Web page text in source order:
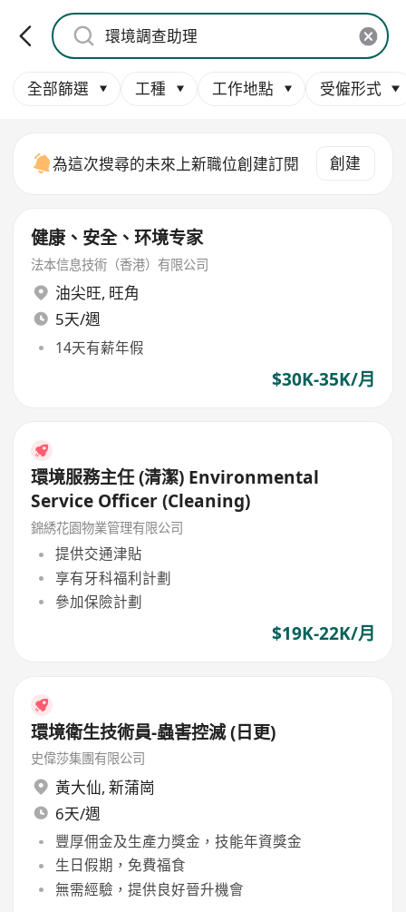
全部篩選 工種 工作地點 受僱形式
為這次搜尋的未來上新職位創建訂閱 創建
健康、安全、环境专家
法本信息技術（香港）有限公司
油尖旺, 旺角
5天/週
14天有薪年假
$30K-35K/月
環境服務主任 (清潔) Environmental
Service Officer (Cleaning)
錦綉花園物業管理有限公司
提供交通津貼
享有牙科福利計劃
參加保險計劃
$19K-22K/月
環境衛生技術員-蟲害控滅 (日更)
史偉莎集團有限公司
黃大仙, 新蒲崗
6天/週
豐厚佣金及生產力獎金，技能年資獎金
生日假期，免費福食
無需經驗，提供良好晉升機會